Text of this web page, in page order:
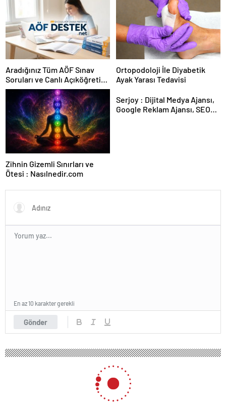
Aradığınız Tüm AÖF Sınav
Soruları ve Canlı Açıköğretim
Forumu Burada
Ortopodoloji İle Diyabetik
Ayak Yarası Tedavisi
Zihnin Gizemli Sınırları ve
Ötesi : Nasılnedir.com
Serjoy : Dijital Medya Ajansı,
Google Reklam Ajansı, SEO
Gönder
En az 10 karakter gerekli